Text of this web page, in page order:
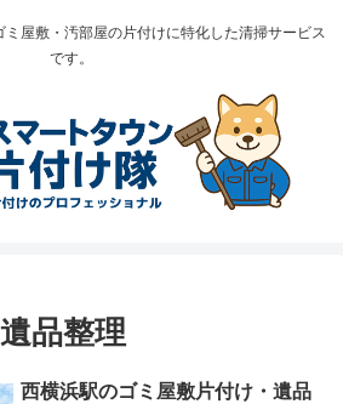
屋敷・汚部屋の片付けに特化した清掃サービス
です。
品整理
西横浜駅のゴミ屋敷片付け・遺品